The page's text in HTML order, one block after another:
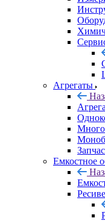
Агрегаты
Емкостное